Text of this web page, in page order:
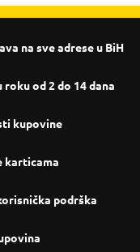
na sve adrese u BiH
roku od 2 do 14 dana
kupovine
karticama
podrška